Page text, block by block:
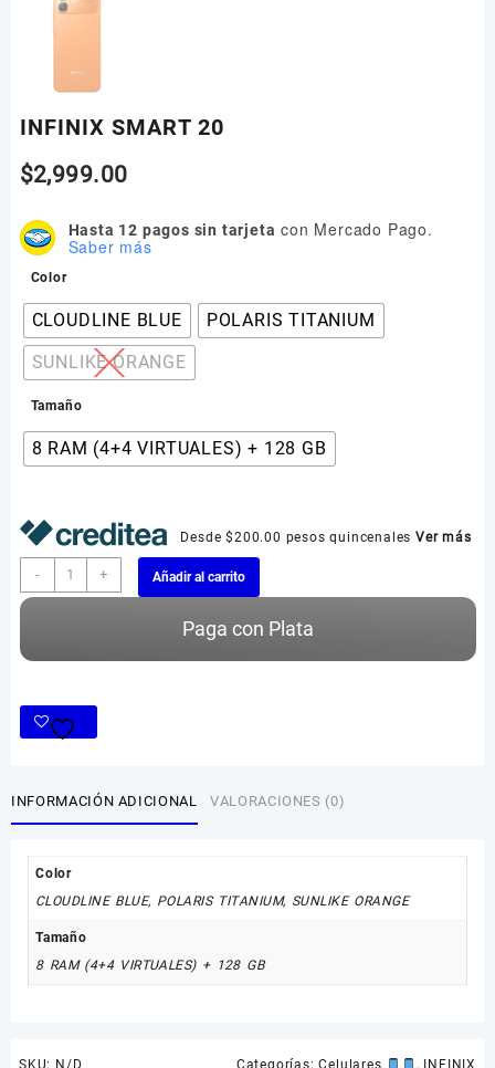
INFINIX SMART 20
$2,999.00
Hasta 12 pagos sin tarjeta con Mercado Pago.
Saber más
Color
CLOUDLINE BLUE
POLARIS TITANIUM
SUNLIKE ORANGE
Tamaño
8 RAM (4+4 VIRTUALES) + 128 GB
Desde $200.00 pesos quincenales Ver más
-
INFINIX
SMART
+ Añadir al carrito
Paga con Plata
INFORMACIÓN ADICIONAL VALORACIONES (0)
Color
CLOUDLINE BLUE, POLARIS TITANIUM, SUNLIKE ORANGE
Tamaño
8 RAM (4+4 VIRTUALES) + 128 GB